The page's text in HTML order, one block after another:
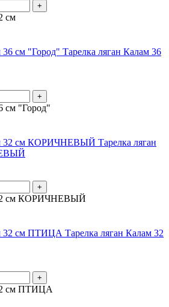
+
см
Тарелка ляган Калам 36
+
см "Город"
Тарелка ляган
+
32 см КОРИЧНЕВЫЙ
Тарелка ляган Калам 32
+
см ПТИЦА